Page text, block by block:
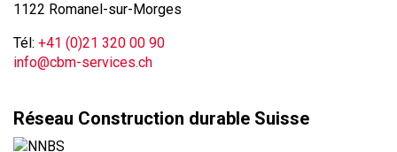
1122 Romanel-sur-Morges
Tél: +41 (0)21 320 00 90
info@cbm-services.ch
Réseau Construction durable Suisse